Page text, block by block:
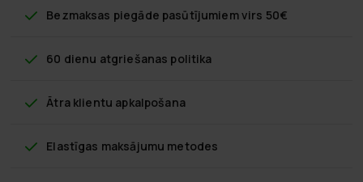
Bezmaksas piegāde pasūtījumiem virs 50€
60 dienu atgriešanas politika
Ātra klientu apkalpošana
Elastīgas maksājumu metodes